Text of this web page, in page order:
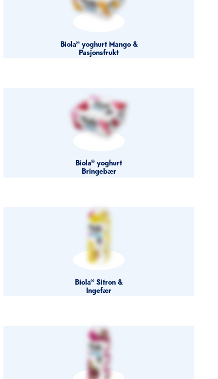
Biola® yoghurt Mango &
Pasjonsfrukt
Biola® yoghurt
Bringebær
Biola® Sitron &
Ingefær